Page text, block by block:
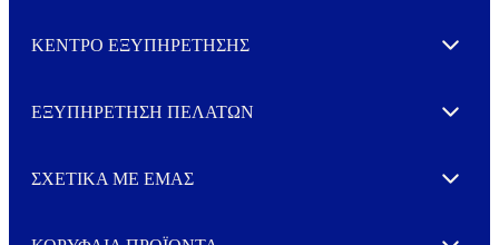
ΚΕΝΤΡΟ ΕΞΥΠΗΡΕΤΗΣΗΣ Expand
ΕΞΥΠΗΡΕΤΗΣΗ ΠΕΛΑΤΩΝ Expand
ΣΧΕΤΙΚΑ ΜΕ ΕΜΑΣ Expand